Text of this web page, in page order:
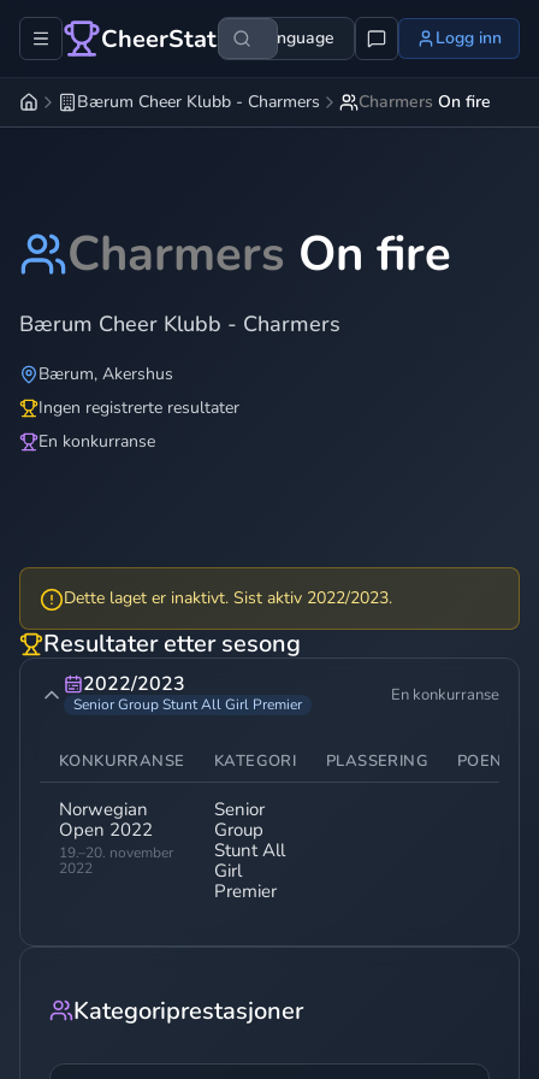
CheerStats Language Logg inn
Bærum Cheer Klubb - Charmers Charmers On fire
Charmers On fire
Bærum Cheer Klubb - Charmers
Bærum, Akershus
Ingen registrerte resultater
En konkurranse
Dette laget er inaktivt. Sist aktiv 2022/2023.
Resultater etter sesong
2022/2023
Senior Group Stunt All Girl Premier En konkurranse
KONKURRANSE KATEGORI PLASSERING POENG
Norwegian
Open 2022
19.–20. november
2022
Senior
Group
Stunt All
Girl
Premier
Kategoriprestasjoner